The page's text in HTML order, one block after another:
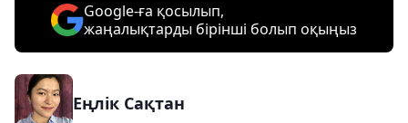
Google-ға қосылып,
жаңалықтарды бірінші болып оқыңыз
Еңлік Сақтан